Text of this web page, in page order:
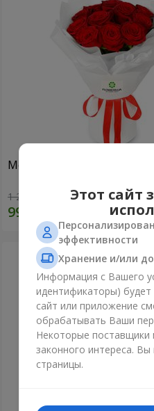
Монобукет из 11 красных
1 249 грн
Этот сайт
эффективности
Хранение и/или
Информация с Вашего
идентификаторы)
сайт или приложение
обрабатывать Ваши
Некоторые поставщики
законного интереса.
страницы.